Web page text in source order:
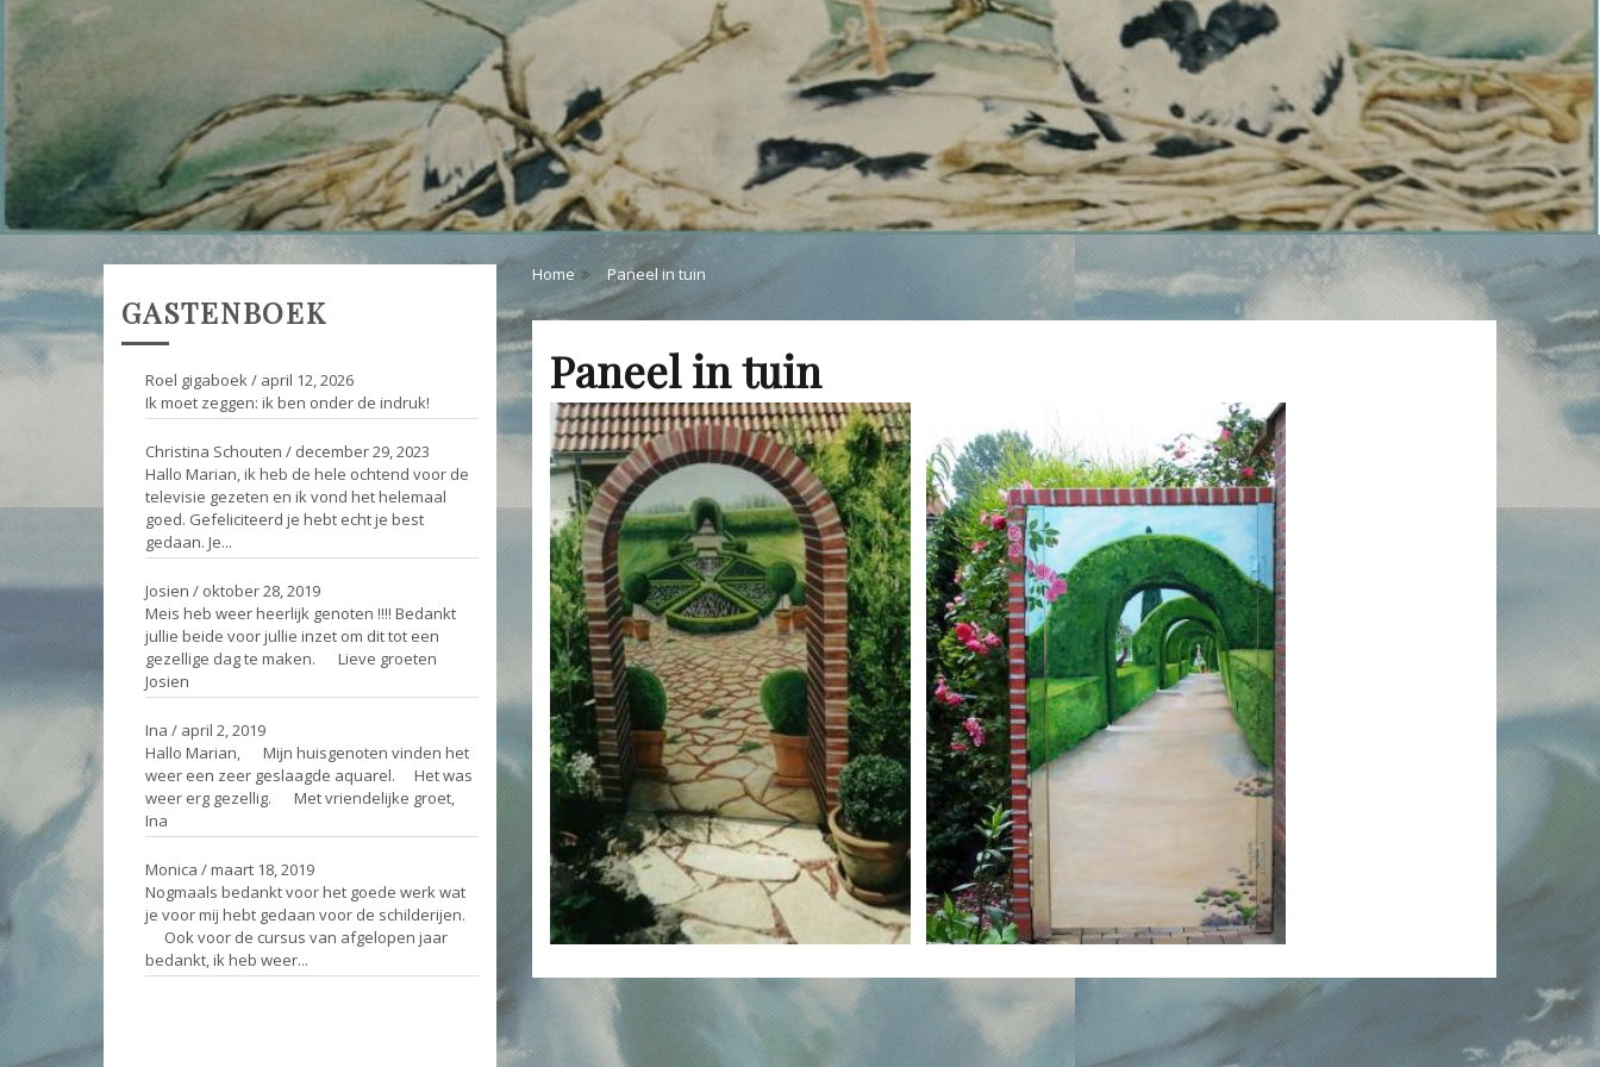
Home Paneel in tuin
Paneel in tuin
GASTENBOEK
Roel gigaboek/ april 12, 2026
Ik moet zeggen: ik ben onder de indruk!
Christina Schouten / december 29, 2023
Hallo Marian, ik heb de hele ochtend voor de
televisie gezeten en ik vond het helemaal
goed. Gefeliciteerd je hebt echt je best
gedaan. Je...
Josien / oktober 28, 2019
Meis heb weer heerlijk genoten !!!! Bedankt
jullie beide voor jullie inzet om dit tot een
gezellige dag te maken. Lieve groeten
Josien
Ina / april 2, 2019
Hallo Marian, Mijn huisgenoten vinden het
weer een zeer geslaagde aquarel. Het was
weer erg gezellig. Met vriendelijke groet,
Ina
Monica /maart 18, 2019
Nogmaals bedankt voor het goede werk wat
je voor mij hebt gedaan voor de schilderijen.
Ook voor de cursus van afgelopen jaar
bedankt, ik heb weer...